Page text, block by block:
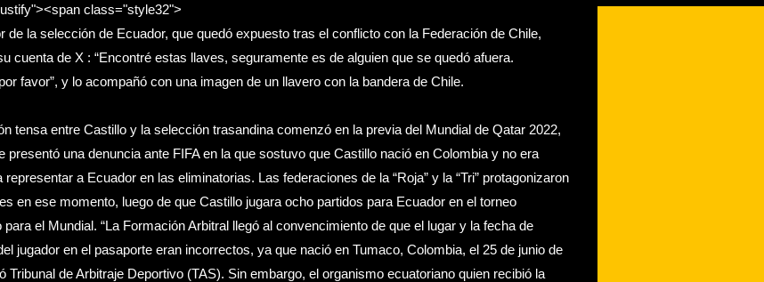
class="style32">
de la selección de Ecuador, que quedó expuesto tras el conflicto con la Federación de Chile,
cuenta de X : “Encontré estas llaves, seguramente es de alguien que se quedó afuera.
favor”, y lo acompañó con una imagen de un llavero con la bandera de Chile.
tensa entre Castillo y la selección trasandina comenzó en la previa del Mundial de Qatar 2022,
presentó una denuncia ante FIFA en la que sostuvo que Castillo nació en Colombia y no era
representar a Ecuador en las eliminatorias. Las federaciones de la “Roja” y la “Tri” protagonizaron
en ese momento, luego de que Castillo jugara ocho partidos para Ecuador en el torneo
para el Mundial. “La Formación Arbitral llegó al convencimiento de que el lugar y la fecha de
jugador en el pasaporte eran incorrectos, ya que nació en Tumaco, Colombia, el 25 de junio de
Tribunal de Arbitraje Deportivo (TAS). Sin embargo, el organismo ecuatoriano quien recibió la